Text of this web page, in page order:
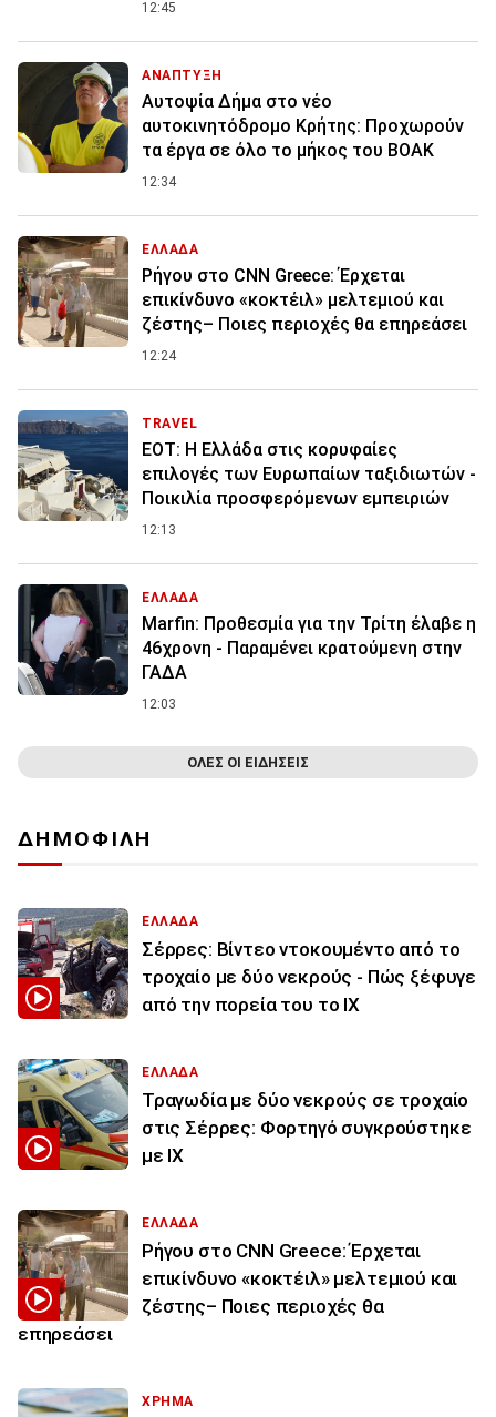
12:45
ΑΝΑΠΤΥΞΗ
Αυτοψία Δήμα στο νέο
αυτοκινητόδρομο Κρήτης: Προχωρούν
τα έργα σε όλο το μήκος του ΒΟΑΚ
12:34
ΕΛΛΑΔΑ
Ρήγου στο CNN Greece: Έρχεται
επικίνδυνο «κοκτέιλ» μελτεμιού και
ζέστης– Ποιες περιοχές θα επηρεάσει
12:24
TRAVEL
ΕΟΤ: Η Ελλάδα στις κορυφαίες
επιλογές των Ευρωπαίων ταξιδιωτών -
Ποικιλία προσφερόμενων εμπειριών
12:13
ΕΛΛΑΔΑ
Marfin: Προθεσμία για την Τρίτη έλαβε η
46χρονη - Παραμένει κρατούμενη στην
ΓΑΔΑ
12:03
ΟΛΕΣ ΟΙ ΕΙΔΗΣΕΙΣ
ΔΗΜΟΦΙΛΗ
ΕΛΛΑΔΑ
Σέρρες: Βίντεο ντοκουμέντο από το
τροχαίο με δύο νεκρούς - Πώς ξέφυγε
από την πορεία του το ΙΧ
ΕΛΛΑΔΑ
Τραγωδία με δύο νεκρούς σε τροχαίο
στις Σέρρες: Φορτηγό συγκρούστηκε
με ΙΧ
ΕΛΛΑΔΑ
Ρήγου στο CNN Greece: Έρχεται
επικίνδυνο «κοκτέιλ» μελτεμιού και
ζέστης– Ποιες περιοχές θα
επηρεάσει
ΧΡΗΜΑ